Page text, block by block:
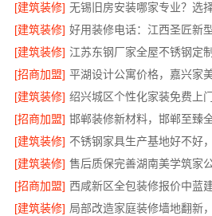
[建筑装修]
[建筑装修] 好用装修电话：江西圣匠新
[建筑装修] 江苏东钢厂家全屋不锈钢定
[招商加盟] 平湖设计公寓价格，嘉兴家
[建筑装修]
[招商加盟]
[建筑装修]
[建筑装修] 售后质保完善湖南美学筑家
[招商加盟] 西咸新区全包装修报价中蓝
[建筑装修]